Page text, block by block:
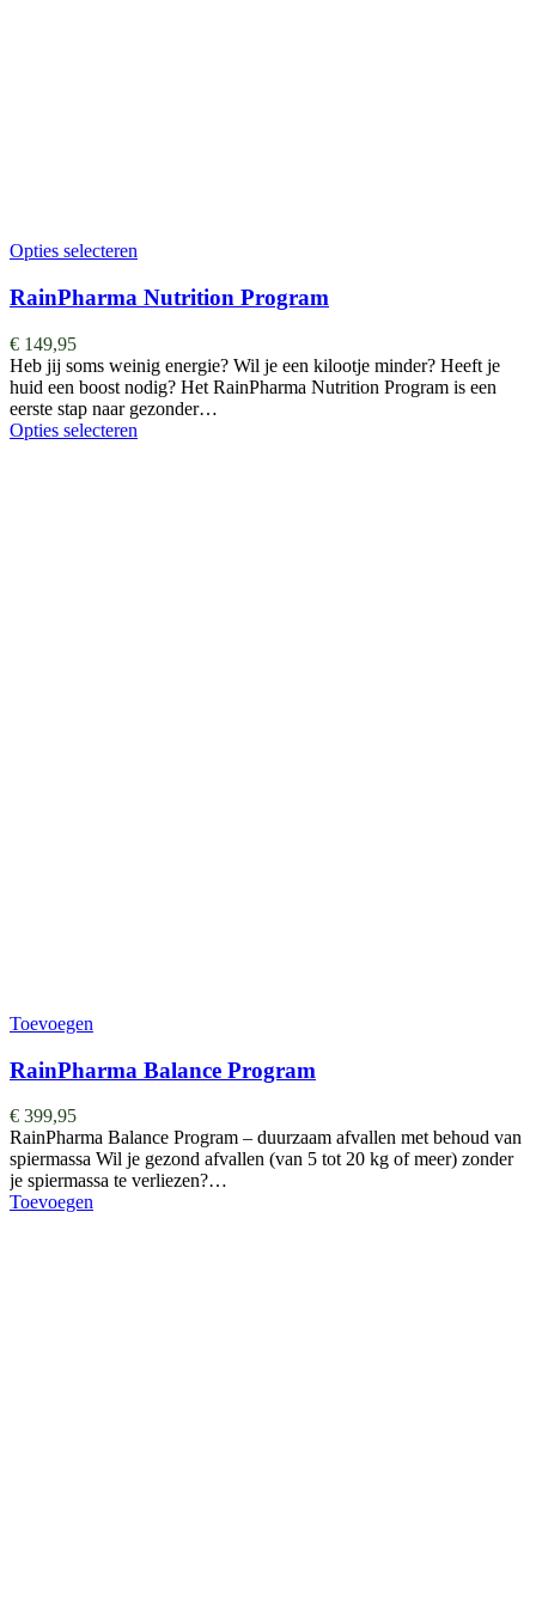
Opties selecteren
RainPharma Nutrition Program
€ 149,95
Heb jij soms weinig energie? Wil je een kilootje minder? Heeft je
huid een boost nodig? Het RainPharma Nutrition Program is een
eerste stap naar gezonder…
Opties selecteren
Toevoegen
RainPharma Balance Program
€ 399,95
RainPharma Balance Program – duurzaam afvallen met behoud van
spiermassa Wil je gezond afvallen (van 5 tot 20 kg of meer) zonder
je spiermassa te verliezen?…
Toevoegen